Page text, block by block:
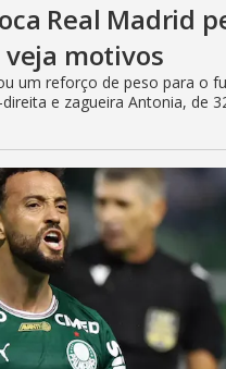
Real Madrid
veja motivos
um reforço de peso para o
e zagueira Antonia, de